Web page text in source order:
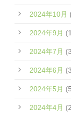
2024年10月
2024年9月
2024年7月
2024年6月
2024年5月
2024年4月